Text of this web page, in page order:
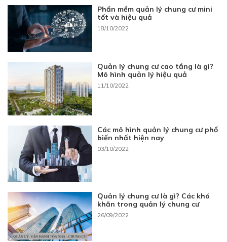
Phần mềm quản lý chung cư mini
tốt và hiệu quả
18/10/2022
Quản lý chung cư cao tầng là gì?
Mô hình quản lý hiệu quả
11/10/2022
Các mô hình quản lý chung cư phổ
biến nhất hiện nay
03/10/2022
Quản lý chung cư là gì? Các khó
khăn trong quản lý chung cư
26/09/2022